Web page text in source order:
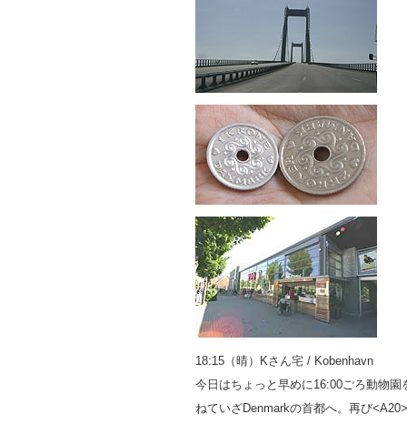
18:15（晴）Kさん宅 / Kobenhavn
今日はちょっと早めに16:00ごろ動物
ねていざDenmarkの首都へ。再び